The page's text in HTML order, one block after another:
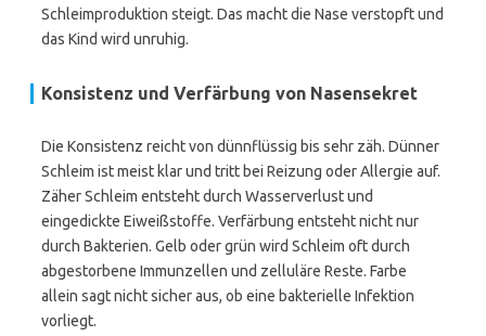
Schleimproduktion steigt. Das macht die Nase verstopft und
das Kind wird unruhig.
Konsistenz und Verfärbung von Nasensekret
Die Konsistenz reicht von dünnflüssig bis sehr zäh. Dünner
Schleim ist meist klar und tritt bei Reizung oder Allergie auf.
Zäher Schleim entsteht durch Wasserverlust und
eingedickte Eiweißstoffe. Verfärbung entsteht nicht nur
durch Bakterien. Gelb oder grün wird Schleim oft durch
abgestorbene Immunzellen und zelluläre Reste. Farbe
allein sagt nicht sicher aus, ob eine bakterielle Infektion
vorliegt.